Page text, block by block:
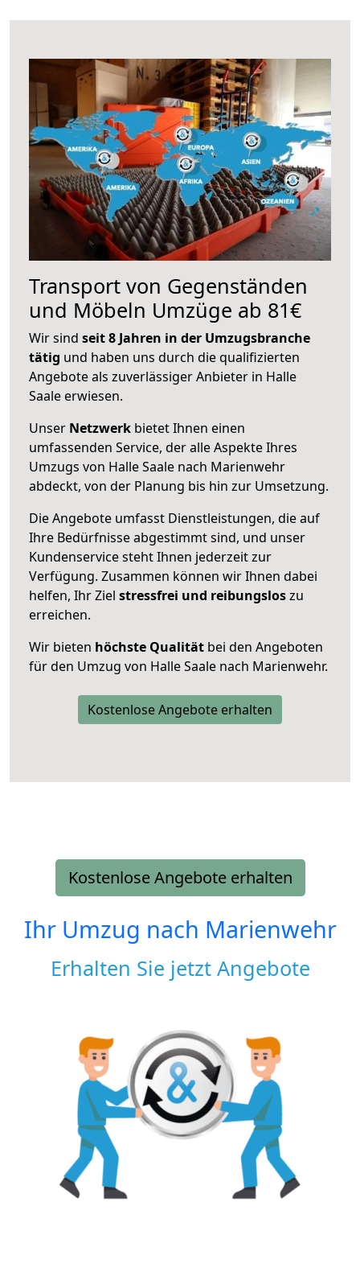
Transport von Gegenständen
und Möbeln Umzüge ab 81€
Wir sind seit 8 Jahren in der Umzugsbranche
tätig und haben uns durch die qualifizierten
Angebote als zuverlässiger Anbieter in Halle
Saale erwiesen.
Unser Netzwerk bietet Ihnen einen
umfassenden Service, der alle Aspekte Ihres
Umzugs von Halle Saale nach Marienwehr
abdeckt, von der Planung bis hin zur Umsetzung.
Die Angebote umfasst Dienstleistungen, die auf
Ihre Bedürfnisse abgestimmt sind, und unser
Kundenservice steht Ihnen jederzeit zur
Verfügung. Zusammen können wir Ihnen dabei
helfen, Ihr Ziel stressfrei und reibungsloszu
erreichen.
Wir bieten höchste Qualität bei den Angeboten
für den Umzug von Halle Saale nach Marienwehr.
Kostenlose Angebote erhalten
Kostenlose Angebote erhalten
Ihr Umzug nach Marienwehr
Erhalten Sie jetzt Angebote